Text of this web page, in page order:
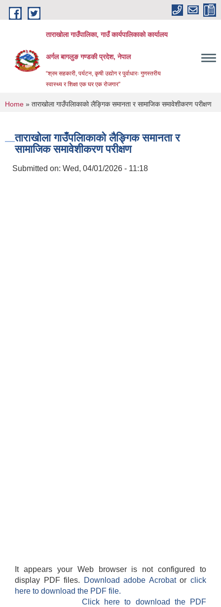
Skip to main content
ताराखोला गाउँपालिका, गाउँ कार्यपालिकाको कार्यालय
अर्गल बागलुङ गण्डकी प्रदेश, नेपाल
“श्रम सहकारी, पर्यटन, कृषी उद्योग र पुर्वाधारः गुणस्तरीय
स्वास्थ्य र शिक्षा एक घर एक रोजगार”
You are here
Home » ताराखोला गाउँपलािकाको लैङ्गिक समानता र सामाजिक समावेशीकरण परीक्षण
ताराखोला गाउँपलािकाको लैङ्गिक समानता र
सामाजिक समावेशीकरण परीक्षण
Submitted on: Wed, 04/01/2026 - 11:18
It appears your Web browser is not configured to
display PDF files.
Download adobe Acrobatorclick
here to download the PDF file.
Click here to download the PDF